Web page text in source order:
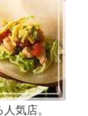
気店。